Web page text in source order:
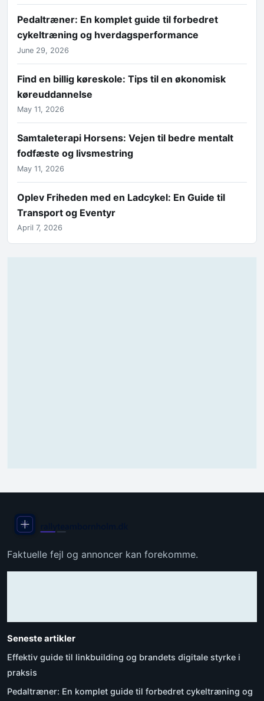
Pedaltræner: En komplet guide til forbedret
cykeltræning og hverdagsperformance
June 29, 2026
Find en billig køreskole: Tips til en økonomisk
køreuddannelse
May 11, 2026
Samtaleterapi Horsens: Vejen til bedre mentalt
fodfæste og livsmestring
May 11, 2026
Oplev Friheden med en Ladcykel: En Guide til
Transport og Eventyr
April 7, 2026
Faktuelle fejl og annoncer kan forekomme.
Seneste artikler
Effektiv guide til linkbuilding og brandets digitale styrke i
praksis
Pedaltræner: En komplet guide til forbedret cykeltræning og